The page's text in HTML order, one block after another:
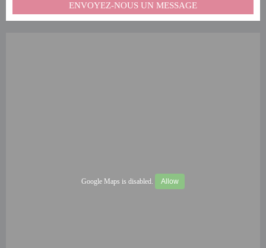
ENVOYEZ-NOUS UN MESSAGE
Google Maps is disabled. Allow